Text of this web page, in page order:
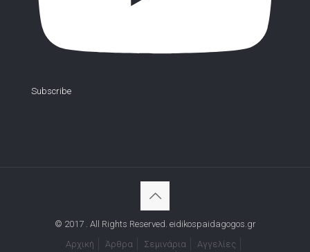
Subscribe
© 2017 . All Rights Reserved. eidikospaidagogos.gr
Αρχική
Άρθρα Σεμινάρια Αγγελίες